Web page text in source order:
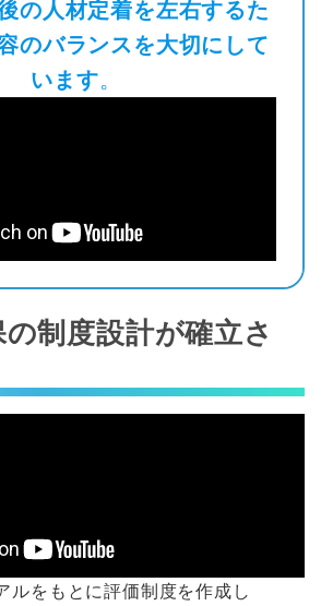
の人材定着を左右するた
のバランスを大切にして
います。
制度設計が確立さ
ルをもとに評価制度を作成し